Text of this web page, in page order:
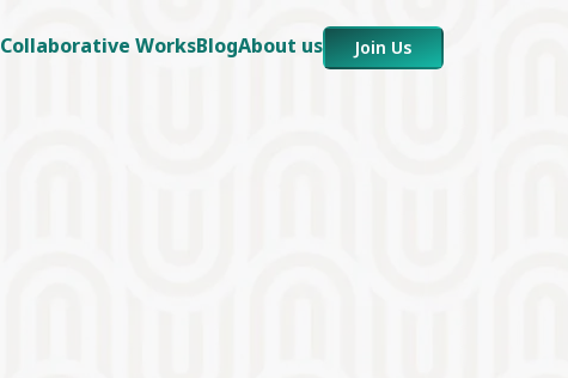
Collaborative WorksBlogAbout us Join Us